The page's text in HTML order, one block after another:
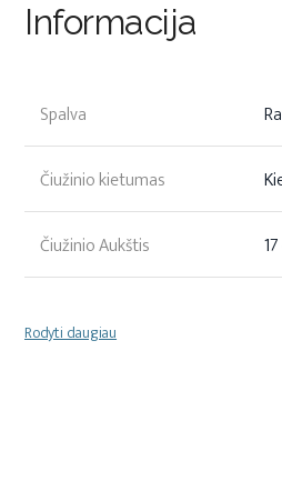
Informacija
Spalva
Čiužinio kietumas
Čiužinio Aukštis
Rodyti daugiau